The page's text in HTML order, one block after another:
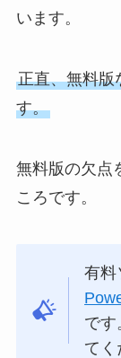
います。
正直、無料版
す。
無料版の欠点
ころです。
有料
です
てく